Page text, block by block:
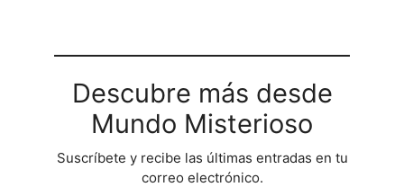
Descubre más desde
Mundo Misterioso
Suscríbete y recibe las últimas entradas en tu
correo electrónico.